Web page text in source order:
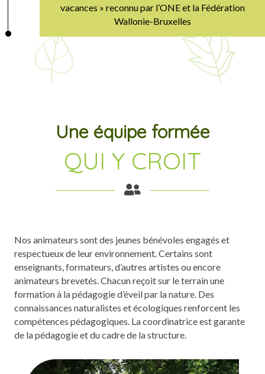
vacances » reconnu par l’ONE et la Fédération
Wallonie-Bruxelles
Une équipe formée
QUI Y CROIT
Nos animateurs sont des jeunes bénévoles engagés et
respectueux de leur environnement. Certains sont
enseignants, formateurs, d’autres artistes ou encore
animateurs brevetés. Chacun reçoit sur le terrain une
formation à la pédagogie d’éveil par la nature. Des
connaissances naturalistes et écologiques renforcent les
compétences pédagogiques. La coordinatrice est garante
de la pédagogie et du cadre de la structure.